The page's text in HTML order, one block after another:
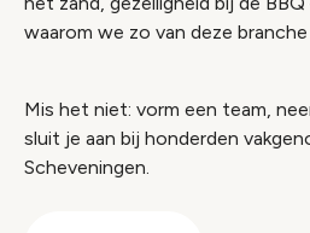
waarom we zo van deze branche
Mis het niet: vorm een team,
sluit je aan bij honderden
Scheveningen.